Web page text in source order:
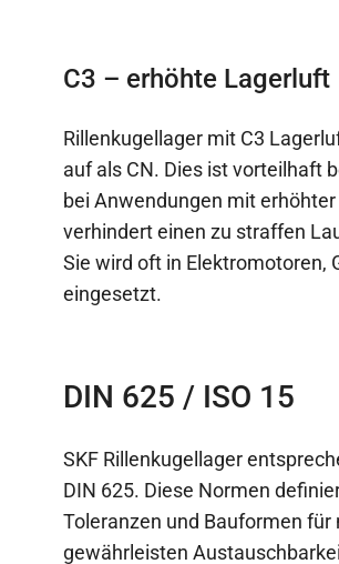
C3 – erhöhte Lagerluft
Rillenkugellager mit C3
auf als CN. Dies ist vorteilhaft
bei Anwendungen mit
verhindert einen zu straffen
Sie wird oft in Elektromotoren,
eingesetzt.
DIN 625 / ISO 15
SKF Rillenkugellager
DIN 625. Diese Normen
Toleranzen und Bauformen
gewährleisten